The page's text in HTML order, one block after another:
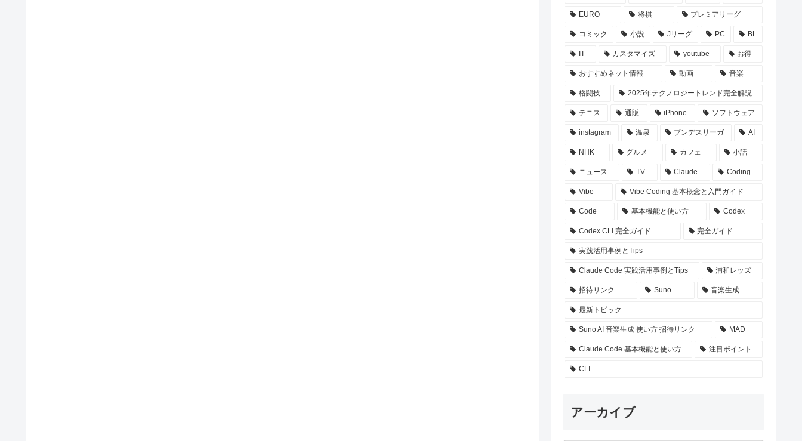
EURO 将棋 プレミアリーグ
コミック 小説 Jリーグ PC BL
IT カスタマイズ youtube お得
おすすめネット情報 動画 音楽
格闘技 2025年テクノロジートレンド完全解説
テニス 通販 iPhone ソフトウェア
instagram 温泉 ブンデスリーガ AI
NHK グルメ カフェ 小話
ニュース TV Claude Coding
Vibe Vibe Coding 基本概念と入門ガイド
Code 基本機能と使い方 Codex
Codex CLI 完全ガイド 完全ガイド
実践活用事例とTips
Claude Code 実践活用事例とTips 浦和レッズ
招待リンク Suno 音楽生成
最新トピック
Suno AI 音楽生成 使い方 招待リンク MAD
Claude Code 基本機能と使い方 注目ポイント
CLI
アーカイブ